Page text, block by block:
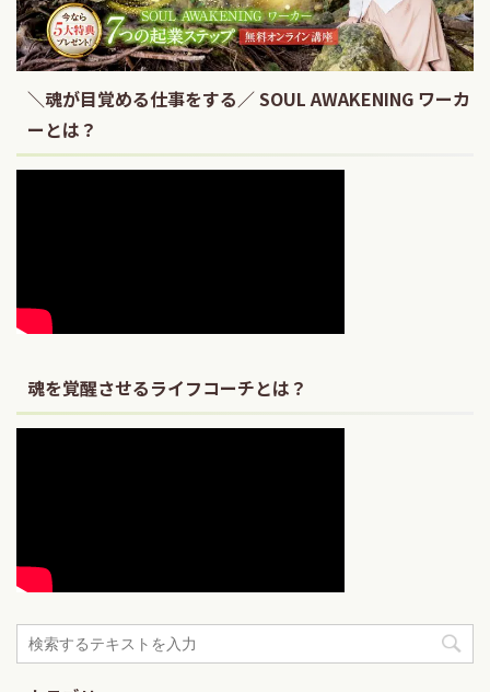
＼魂が目覚める仕事をする／ SOUL AWAKENING ワーカ
ーとは？
魂を覚醒させるライフコーチとは？